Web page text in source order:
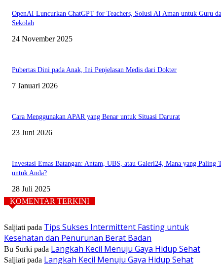
OpenAI Luncurkan ChatGPT for Teachers, Solusi AI Aman untuk Guru
Sekolah
24 November 2025
Pubertas Dini pada Anak, Ini Penjelasan Medis dari Dokter
7 Januari 2026
Cara Menggunakan APAR yang Benar untuk Situasi Darurat
23 Juni 2026
Investasi Emas Batangan: Antam, UBS, atau Galeri24, Mana yang Paling
untuk Anda?
28 Juli 2025
KOMENTAR TERKINI
Saljiati pada Tips Sukses Intermittent Fasting untuk
Kesehatan dan Penurunan Berat Badan
Bu Surki pada Langkah Kecil Menuju Gaya Hidup Sehat
Saljiati pada Langkah Kecil Menuju Gaya Hidup Sehat